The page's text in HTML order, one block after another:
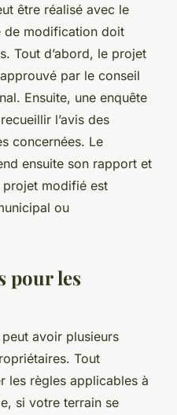
être réalisé avec le
de modification doit
Tout d’abord, le projet
par le conseil
Ensuite, une enquête
l’avis des
concernées. Le
ensuite son rapport et
projet modifié est
ou
pour les
avoir plusieurs
Tout
les règles applicables à
si votre terrain se